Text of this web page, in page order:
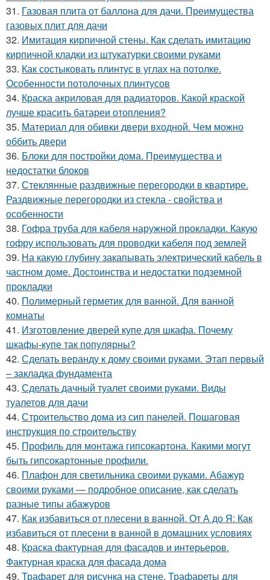
31. Газовая плита от баллона для дачи. Преимущества
газовых плит для дачи
32. Имитация кирпичной стены. Как сделать имитацию
кирпичной кладки из штукатурки своими руками
33. Как состыковать плинтус в углах на потолке.
Особенности потолочных плинтусов
34. Краска акриловая для радиаторов. Какой краской
лучше красить батареи отопления?
35. Материал для обивки двери входной. Чем можно
оббить двери
36. Блоки для постройки дома. Преимущества и
недостатки блоков
37. Стеклянные раздвижные перегородки в квартире.
Раздвижные перегородки из стекла - свойства и
особенности
38. Гофра труба для кабеля наружной прокладки. Какую
гофру использовать для проводки кабеля под землей
39. На какую глубину закапывать электрический кабель в
частном доме. Достоинства и недостатки подземной
прокладки
40. Полимерный герметик для ванной. Для ванной
комнаты
41. Изготовление дверей купе для шкафа. Почему
шкафы-купе так популярны?
42. Сделать веранду к дому своими руками. Этап первый
– закладка фундамента
43. Сделать дачный туалет своими руками. Виды
туалетов для дачи
44. Строительство дома из сип панелей. Пошаговая
инструкция по строительству
45. Профиль для монтажа гипсокартона. Какими могут
быть гипсокартонные профили.
46. Плафон для светильника своими руками. Абажур
своими руками — подробное описание, как сделать
разные типы абажуров
47. Как избавиться от плесени в ванной. От А до Я: Как
избавиться от плесени в ванной в домашних условиях
48. Краска фактурная для фасадов и интерьеров.
Фактурная краска для фасада дома
49. Трафарет для рисунка на стене. Трафареты для